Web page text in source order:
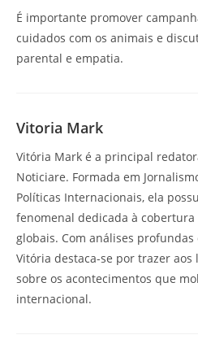
É importante promover
cuidados com os animais e
parental e empatia.
Vitoria Mark
Vitória Mark é a principal
Noticiare. Formada em
Políticas Internacionais, ela
fenomenal dedicada à
globais. Com análises
Vitória destaca-se por trazer
sobre os acontecimentos que
internacional.